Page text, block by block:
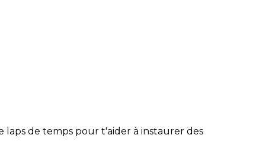
laps de temps pour t'aider à instaurer des